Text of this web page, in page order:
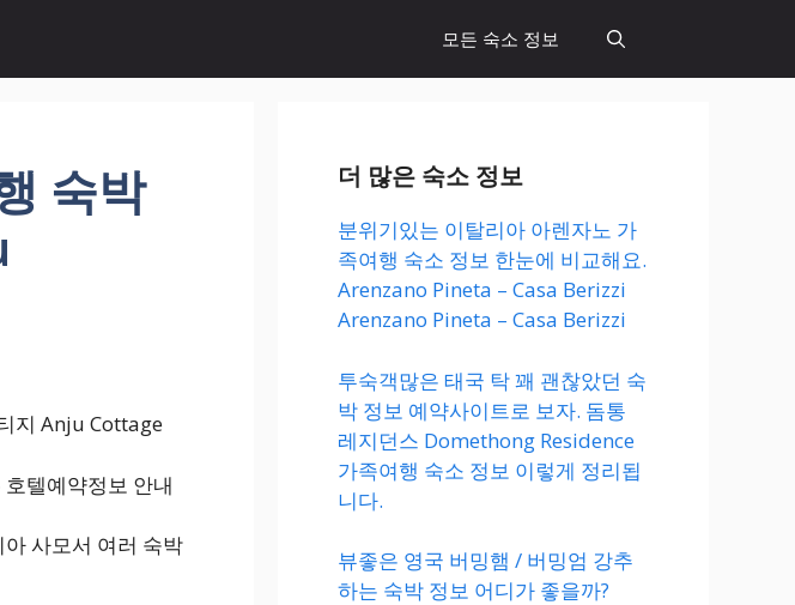
모든 숙소 정보
숙박
지 Anju Cottage
텔예약정보 안내
사모서 여러 숙박
더 많은 숙소 정보
분위기있는 이탈리아 아렌자노 가
족여행 숙소 정보 한눈에 비교해요.
Arenzano Pineta – Casa Berizzi
Arenzano Pineta – Casa Berizzi
투숙객많은 태국 탁 꽤 괜찮았던 숙
박 정보 예약사이트로 보자. 돔통
레지던스 Domethong Residence
가족여행 숙소 정보 이렇게 정리됩
니다.
뷰좋은 영국 버밍햄 / 버밍엄 강추
하는 숙박 정보 어디가 좋을까?